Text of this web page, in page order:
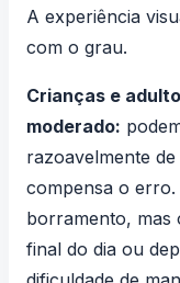
A experiência
com o grau.
Crianças e
moderado:
razoavelmente
compensa o erro.
borramento, mas
final do dia ou